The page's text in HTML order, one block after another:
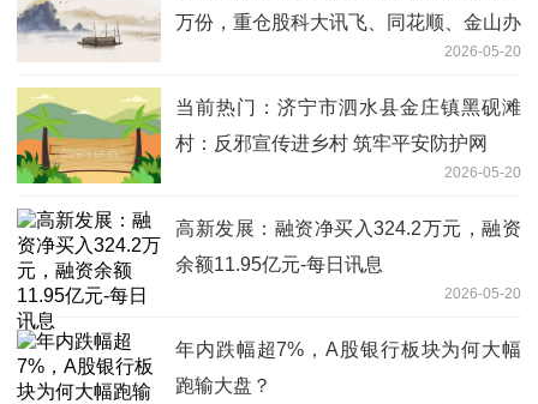
万份，重仓股科大讯飞、同花顺、金山办
2026-05-20
当前热门：济宁市泗水县金庄镇黑砚滩
村：反邪宣传进乡村 筑牢平安防护网
2026-05-20
高新发展：融资净买入324.2万元，融资
余额11.95亿元-每日讯息
2026-05-20
年内跌幅超7%，A股银行板块为何大幅
跑输大盘？